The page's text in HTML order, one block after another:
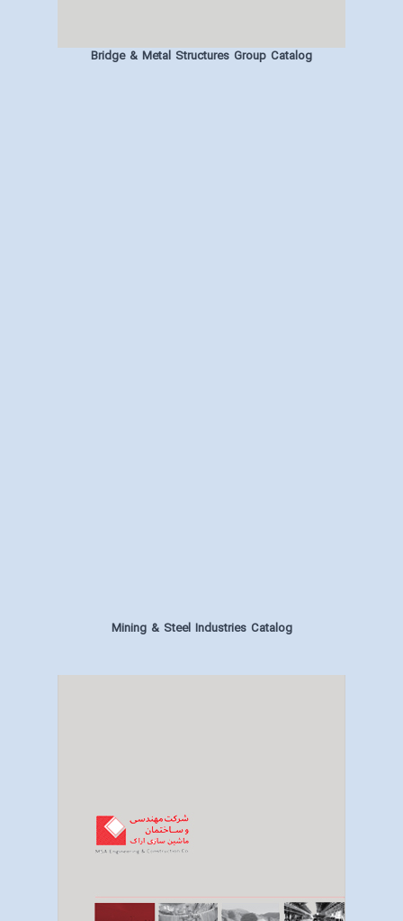
Bridge & Metal Structures Group Catalog
Mining & Steel Industries Catalog